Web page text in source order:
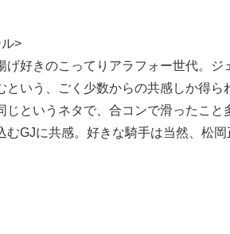
>
好きのこってりアラフォー世代。ジ
という、ごく少数からの共感しか得ら
じというネタで、合コンで滑ったこと
むGJに共感。好きな騎手は当然、松岡